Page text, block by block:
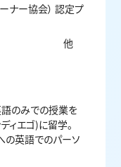
ナー協会） 認定プ
他
のみでの授業を
ィエゴ)に留学。
の英語でのパーソ